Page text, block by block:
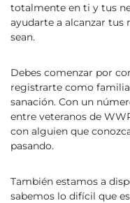
totalmente en ti y tus
ayudarte a alcanzar
sean.
Debes comenzar por
registrarte como
sanación. Con un
entre veteranos de
con alguien que
pasando.
También estamos a
sabemos lo difícil que